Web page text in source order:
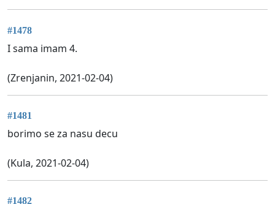
#1478
I sama imam 4.
(Zrenjanin, 2021-02-04)
#1481
borimo se za nasu decu
(Kula, 2021-02-04)
#1482